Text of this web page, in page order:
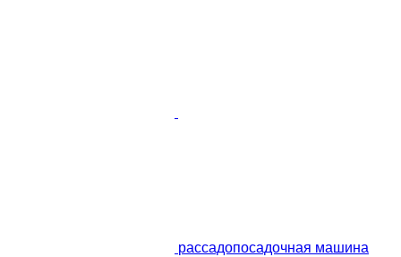
рассадопосадочная машина